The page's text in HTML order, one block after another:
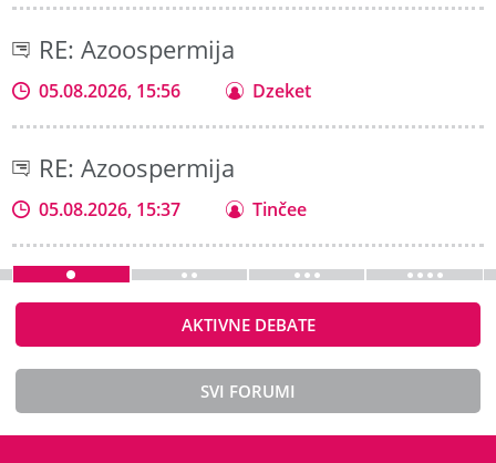
RE: Azoospermija
05.08.2026, 15:56 Dzeket
RE: Azoospermija
05.08.2026, 15:37 Tinčee
AKTIVNE DEBATE
SVI FORUMI